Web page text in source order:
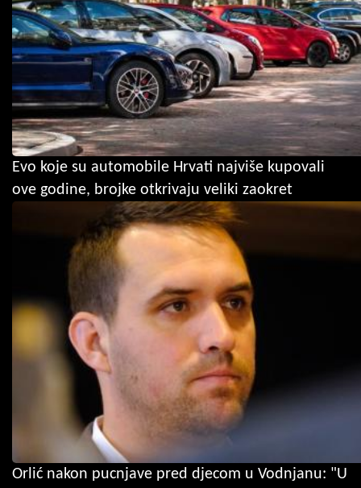
Evo koje su automobile Hrvati najviše kupovali
ove godine, brojke otkrivaju veliki zaokret
Orlić nakon pucnjave pred djecom u Vodnjanu: "U